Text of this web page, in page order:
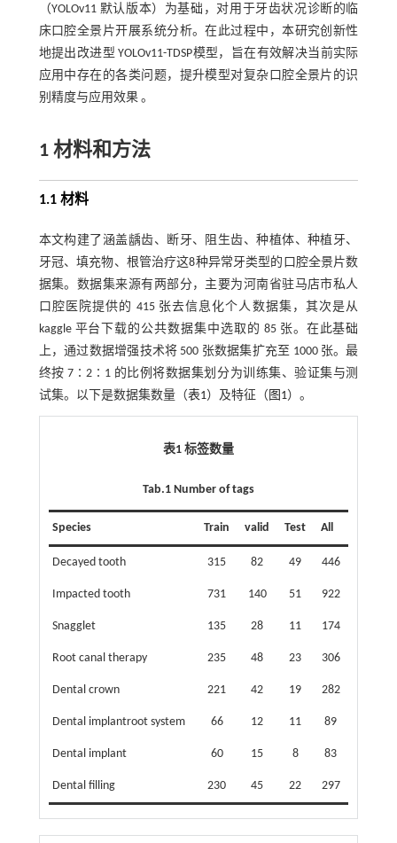
（YOLOv11 默认版本）为基础，对用于牙齿状况诊断的临
床口腔全景片开展系统分析。在此过程中，本研究创新性
地提出改进型 YOLOv11-TDSP模型，旨在有效解决当前实际
应用中存在的各类问题，提升模型对复杂口腔全景片的识
别精度与应用效果 。
1 材料和方法
1.1 材料
本文构建了涵盖龋齿、断牙、阻生齿、种植体、种植牙、
牙冠、填充物、根管治疗这8种异常牙类型的口腔全景片数
据集。数据集来源有两部分，主要为河南省驻马店市私人
口腔医院提供的 415 张去信息化个人数据集，其次是从
kaggle 平台下载的公共数据集中选取的 85 张。在此基础
上，通过数据增强技术将 500 张数据集扩充至 1000 张。最
终按 7∶2∶1 的比例将数据集划分为训练集、验证集与测
试集。以下是数据集数量（表1）及特征（ 图1）。
表1 标签数量
Tab.1 Number of tags
Species Train valid Test All
Decayed tooth 315 82 49 446
Impacted tooth 731 140 51 922
Snagglet 135 28 11 174
Root canal therapy 235 48 23 306
Dental crown 221 42 19 282
Dental implantroot system 66 12 11 89
Dental implant 60 15 8 83
Dental filling 230 45 22 297